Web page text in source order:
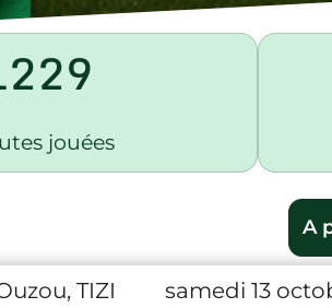
jouées
A
TIZI
samedi 13